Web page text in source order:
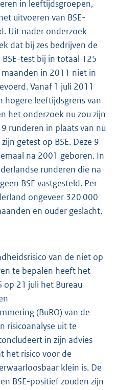
in leeftijdsgroepen,
uitvoeren van BSE-
Uit nader onderzoek
dat bij zes bedrijven de
test bij in totaal 125
in 2011 niet in
Vanaf 1 juli 2011
hogere leeftijdsgrens van
het onderzoek nu zou zijn
runderen in plaats van nu
getest op BSE. Deze 9
na 2001 geboren. In
runderen die na
BSE vastgesteld. Per
ongeveer 320 000
en ouder geslacht.
van de niet op
te bepalen heeft het
op 21 juli het Bureau
(BuRO) van de
risicoanalyse uit te
in zijn advies
het risico voor de
klein is. De
BSE-positief zouden zijn